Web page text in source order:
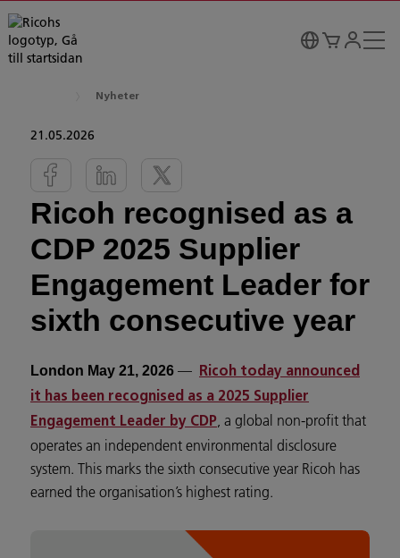
Nyheter
21.05.2026
Ricoh recognised as a
CDP 2025 Supplier
Engagement Leader for
sixth consecutive year
London May 21, 2026 —
Ricoh today announced
it has been recognised as a 2025 Supplier
Engagement Leader by CDP , a global non-profit that
operates an independent environmental disclosure
system. This marks the sixth consecutive year Ricoh has
earned the organisation’s highest rating.